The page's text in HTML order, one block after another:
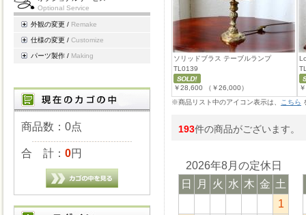
Optional Service
外観の変更 / Remake
仕様の変更 / Customize
パーツ製作 / Making
商品数：0点
合 計： 0円
ソリッドブラス テーブルランプ
TL0139
￥28,600 （￥26,000）
※商品リスト中のアイコン表示は、
こちら
193件の商品がございます。
2026年8月の定休日
日
月 火 水 木 金 土
1